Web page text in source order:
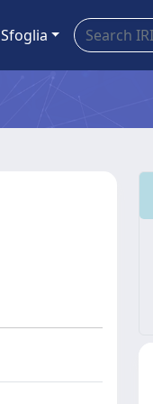
Sfoglia